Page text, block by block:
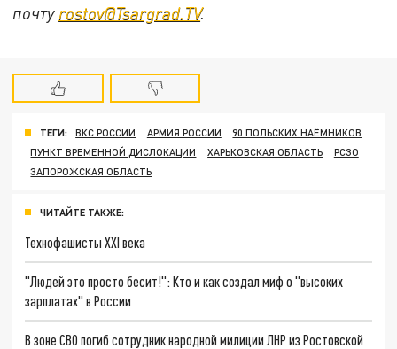
почту rostov@Tsargrad.ТV.
ТЕГИ: ВКС РОССИИ АРМИЯ РОССИИ
90 ПОЛЬСКИХ НАЁМНИКОВ
ПУНКТ ВРЕМЕННОЙ ДИСЛОКАЦИИ
ХАРЬКОВСКАЯ ОБЛАСТЬ
РСЗО
ЗАПОРОЖСКАЯ ОБЛАСТЬ
ЧИТАЙТЕ ТАКЖЕ:
Технофашисты XXI века
"Людей это просто бесит!": Кто и как создал миф о "высоких
зарплатах" в России
В зоне СВО погиб сотрудник народной милиции ЛНР из Ростовской